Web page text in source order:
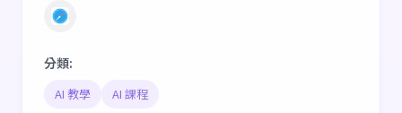
分類:
AI 教學 AI 課程